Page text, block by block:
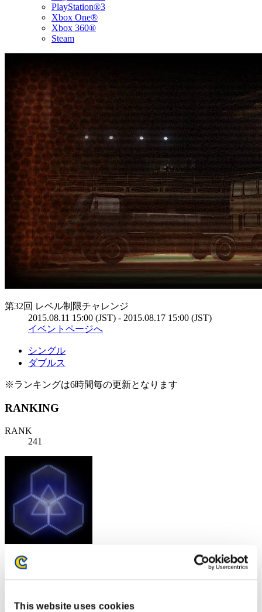
This website uses cookies
PlayStation®3
Xbox One®
Xbox 360®
Steam
第32回 レベル制限チャレンジ
2015.08.11 15:00 (JST) - 2015.08.17 15:00 (JST)
イベントページへ
シングル
ダブルス
※ランキングは6時間毎の更新となります
RANKING
RANK
241
スコア: -
RANK